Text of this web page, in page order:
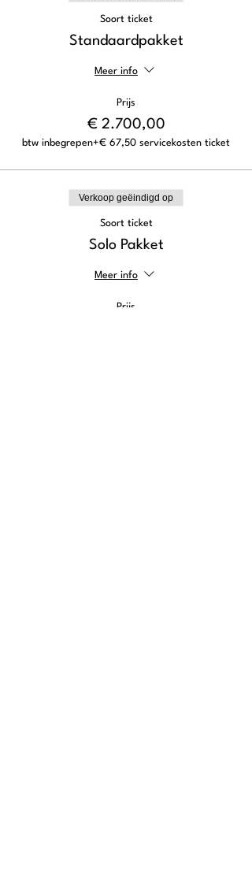
Soort ticket
Standaardpakket
Meer info
Prijs
€ 2.700,00
btw inbegrepen+€ 67,50 servicekosten ticket
Verkoop geëindigd op
Soort ticket
Solo Pakket
Meer info
Prijs